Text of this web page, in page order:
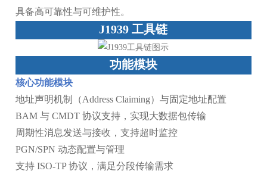
具备高可靠性与可维护性。
J1939 工具链
功能模块
核心功能模块
地址声明机制（Address Claiming）与固定地址配置
BAM 与 CMDT 协议支持，实现大数据包传输
周期性消息发送与接收，支持超时监控
PGN/SPN 动态配置与管理
支持 ISO-TP 协议，满足分段传输需求